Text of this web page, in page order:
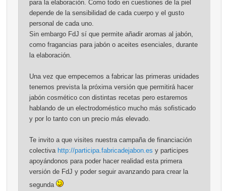
para la elaboración. Como todo en cuestiones de la piel
depende de la sensibilidad de cada cuerpo y el gusto
personal de cada uno.
Sin embargo FdJ sí que permite añadir aromas al jabón,
como fragancias para jabón o aceites esenciales, durante
la elaboración.
Una vez que empecemos a fabricar las primeras unidades
tenemos prevista la próxima versión que permitirá hacer
jabón cosmético con distintas recetas pero estaremos
hablando de un electrodoméstico mucho más sofisticado
y por lo tanto con un precio más elevado.
Te invito a que visites nuestra campaña de financiación
colectiva http://participa.fabricadejabon.es y participes
apoyándonos para poder hacer realidad esta primera
versión de FdJ y poder seguir avanzando para crear la
segunda